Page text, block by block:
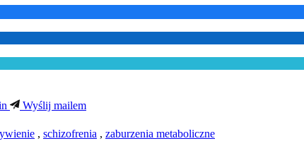
Wyślij mailem
, schizofrenia , zaburzenia metaboliczne